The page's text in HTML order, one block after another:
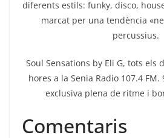
diferents estils: funky, disco,
marcat per una tendència
percussius.
Soul Sensations by Eli G, tots els
hores a la Senia Radio 107.4
exclusiva plena de ritme i
Comentaris